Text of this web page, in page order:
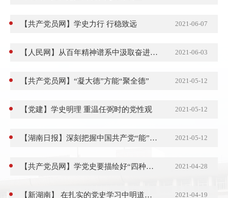
【共产党员网】学史力行 行稳致远 2021-06-07
【人民网】从百年精神谱系中汲取奋进新征程的伟力 2021-06-03
【共产党员网】“凝大德”方能“聚全德” 2021-05-12
【党建】学史明理 重温任弼时的党性观 2021-05-12
【湖南日报】深刻把握中国共产党“能”的内在逻辑 2021-05-12
【共产党员网】学党史要描绘好“四种颜色” 2021-04-28
【新湖南】 在扎实的党史学习中明道理识大局正方向 2021-04-19